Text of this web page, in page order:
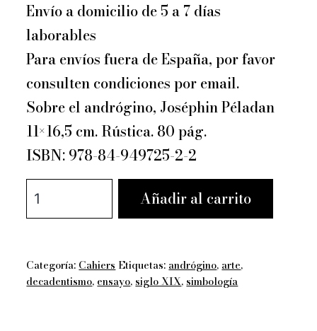
Envío a domicilio de 5 a 7 días
laborables
Para envíos fuera de España, por favor
consulten condiciones por email.
Sobre el andrógino, Joséphin Péladan
11×16,5 cm. Rústica. 80 pág.
ISBN: 978-84-949725-2-2
Sobre
el
Joséphin
Añadir al carrito
Categoría: Cahiers Etiquetas: andrógino, arte,
decadentismo, ensayo, siglo XIX, simbología